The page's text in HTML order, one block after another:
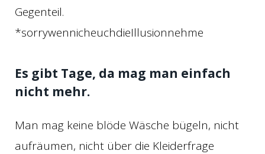
Gegenteil.
*sorrywennicheuchdieIllusionnehme
Es gibt Tage, da mag man einfach
nicht mehr.
Man mag keine blöde Wäsche bügeln, nicht
aufräumen, nicht über die Kleiderfrage